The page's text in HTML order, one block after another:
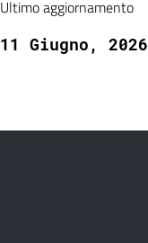
Ultimo aggiornamento
11 Giugno, 2026